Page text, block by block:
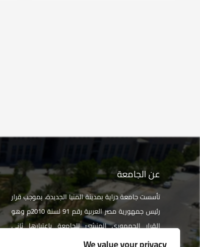
عن الجامعة
تأسست جامعة دراية بمدينة المنيا الجديدة، بموجب قرار
رئيس جمهورية مصر العربية رقم 91 لسنة 2010م وهو
القرار الجمهوري المنشئ للجامعة باعتبارها ثاني
جامعة خاصة في صعيد مصر. تخضع جامعة دراية لإشراف